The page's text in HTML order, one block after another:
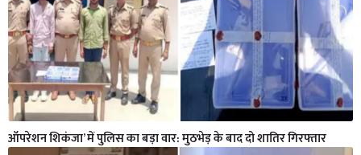
ऑपरेशन शिकंजा’ में पुलिस का बड़ा वार: मुठभेड़ के बाद दो शातिर गिरफ्तार